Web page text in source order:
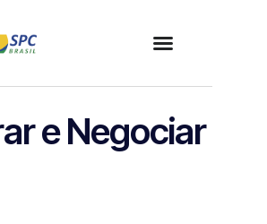
e Negociar